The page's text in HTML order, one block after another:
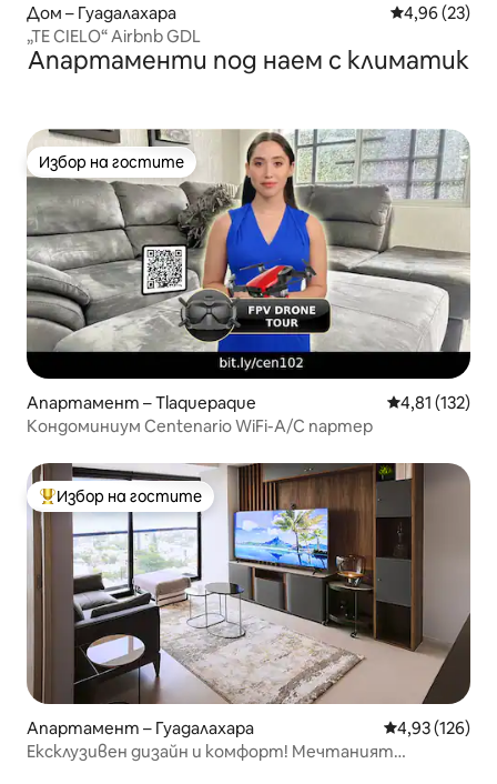
Дом – Гуадалахара Средна
4,96 (23)
„TE CIELO“ Airbnb GDL
Апартаменти под наем с климатик
Избор на гостите
Избор на гостите
Апартамент – Tlaquepaque Средна
4,81 (132)
Кондоминиум Centenario WiFi-A/C партер
Най-популярен избор на гостите
Избор на гостите
Апартамент – Гуадалахара Средна
4,93 (126)
Ексклузивен дизайн и комфорт! Мечтаният